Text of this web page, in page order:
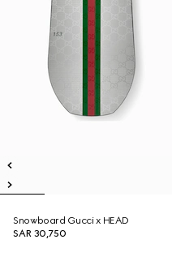
Snowboard Gucci x HEAD
SAR 30,750